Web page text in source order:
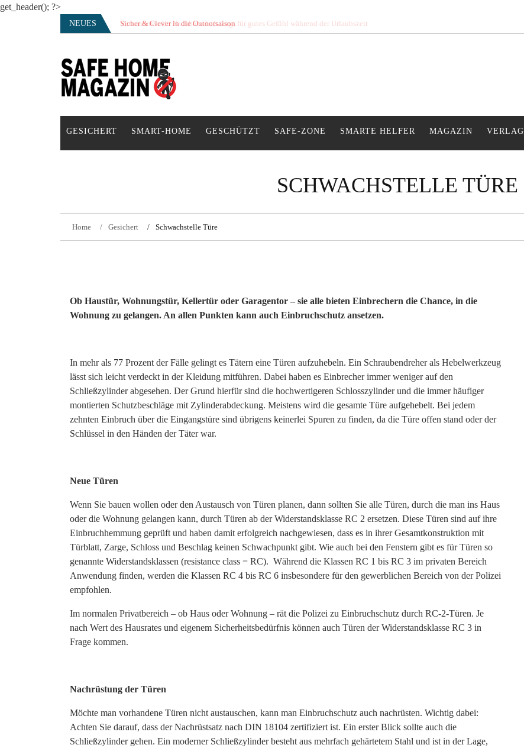
get_header(); ?>
NEUES Sicher & Clever in die Outoorsaison
Vertrauensvolle Nachbarschaft sorgt für gutes Gefühl während der Urlaubszeit
SAFE HOME Magazin
Sicherlich sicher ich
GESICHERT SMART-HOME GESCHÜTZT SAFE-ZONE SMARTE HELFER MAGAZIN VERLAG
SCHWACHSTELLE TÜRE
Home Gesichert Schwachstelle Türe
Ob Haustür, Wohnungstür, Kellertür oder Garagentor – sie alle bieten Einbrechern die Chance, in die
Wohnung zu gelangen. An allen Punkten kann auch Einbruchschutz ansetzen.
In mehr als 77 Prozent der Fälle gelingt es Tätern eine Türen aufzuhebeln. Ein Schraubendreher als Hebelwerkzeug
lässt sich leicht verdeckt in der Kleidung mitführen. Dabei haben es Einbrecher immer weniger auf den
Schließzylinder abgesehen. Der Grund hierfür sind die hochwertigeren Schlosszylinder und die immer häufiger
montierten Schutzbeschläge mit Zylinderabdeckung. Meistens wird die gesamte Türe aufgehebelt. Bei jedem
zehnten Einbruch über die Eingangstüre sind übrigens keinerlei Spuren zu finden, da die Türe offen stand oder der
Schlüssel in den Händen der Täter war.
Neue Türen
Wenn Sie bauen wollen oder den Austausch von Türen planen, dann sollten Sie alle Türen, durch die man ins Haus
oder die Wohnung gelangen kann, durch Türen ab der Widerstandsklasse RC 2 ersetzen. Diese Türen sind auf ihre
Einbruchhemmung geprüft und haben damit erfolgreich nachgewiesen, dass es in ihrer Gesamtkonstruktion mit
Türblatt, Zarge, Schloss und Beschlag keinen Schwachpunkt gibt. Wie auch bei den Fenstern gibt es für Türen so
genannte Widerstandsklassen (resistance class = RC). Während die Klassen RC 1 bis RC 3 im privaten Bereich
Anwendung finden, werden die Klassen RC 4 bis RC 6 insbesondere für den gewerblichen Bereich von der Polizei
empfohlen.
Im normalen Privatbereich – ob Haus oder Wohnung – rät die Polizei zu Einbruchschutz durch RC-2-Türen. Je
nach Wert des Hausrates und eigenem Sicherheitsbedürfnis können auch Türen der Widerstandsklasse RC 3 in
Frage kommen.
Nachrüstung der Türen
Möchte man vorhandene Türen nicht austauschen, kann man Einbruchschutz auch nachrüsten. Wichtig dabei:
Achten Sie darauf, dass der Nachrüstsatz nach DIN 18104 zertifiziert ist. Ein erster Blick sollte auch die
Schließzylinder gehen. Ein moderner Schließzylinder besteht aus mehrfach gehärtetem Stahl und ist in der Lage,